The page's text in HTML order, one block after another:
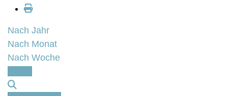
Nach Jahr
Nach Monat
Nach Woche